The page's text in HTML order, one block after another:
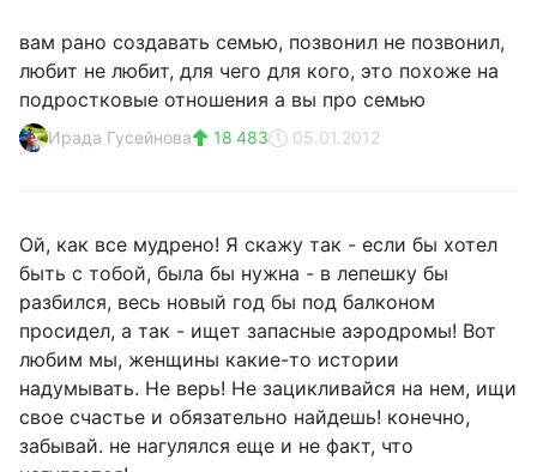
вам рано создавать семью, позвонил не позвонил,
любит не любит, для чего для кого, это похоже на
подростковые отношения а вы про семью
Ирада Гусейнова 18 483 05.01.2012
Ой, как все мудрено! Я скажу так - если бы хотел
быть с тобой, была бы нужна - в лепешку бы
разбился, весь новый год бы под балконом
просидел, а так - ищет запасные аэродромы! Вот
любим мы, женщины какие-то истории
надумывать. Не верь! Не зацикливайся на нем, ищи
свое счастье и обязательно найдешь! конечно,
забывай. не нагулялся еще и не факт, что